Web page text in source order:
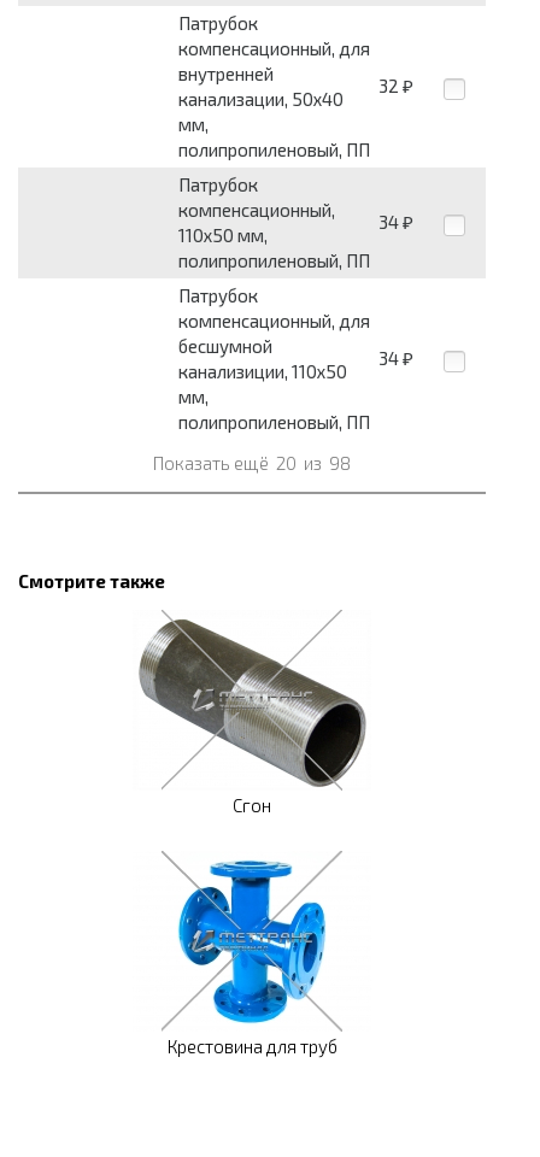
Патрубок
компенсационный, для
внутренней
канализации, 50х40
мм,
полипропиленовый, ПП
32 ₽
Патрубок
компенсационный,
110х50 мм,
полипропиленовый, ПП
34 ₽
Патрубок
компенсационный, для
бесшумной
канализиции, 110х50
мм,
полипропиленовый, ПП
34 ₽
Показать ещё 20 из 98
Смотрите также
Сгон
Крестовина для труб